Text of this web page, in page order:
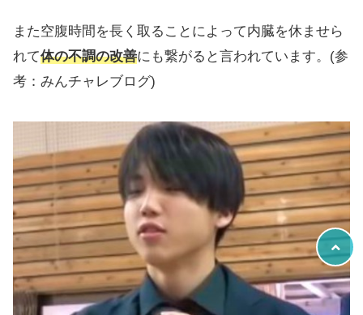
また空腹時間を長く取ることによって内臓を休ませら
れて体の不調の改善にも繋がると言われています。(参
考：みんチャレブログ)